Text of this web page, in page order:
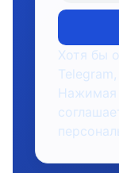
Хотя бы
Нажимая